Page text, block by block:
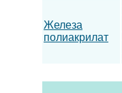
Железа
полиакрилат